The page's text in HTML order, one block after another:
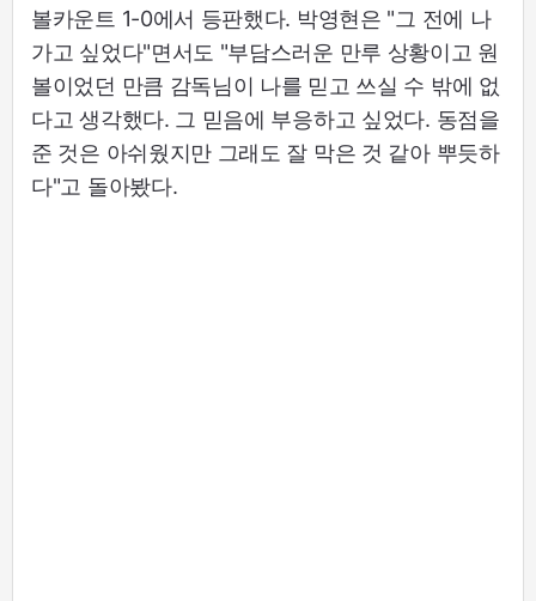
볼카운트 1-0에서 등판했다. 박영현은 "그 전에 나
가고 싶었다"면서도 "부담스러운 만루 상황이고 원
볼이었던 만큼 감독님이 나를 믿고 쓰실 수 밖에 없
다고 생각했다. 그 믿음에 부응하고 싶었다. 동점을
준 것은 아쉬웠지만 그래도 잘 막은 것 같아 뿌듯하
다"고 돌아봤다.